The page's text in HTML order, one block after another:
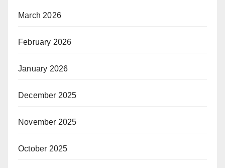
March 2026
February 2026
January 2026
December 2025
November 2025
October 2025